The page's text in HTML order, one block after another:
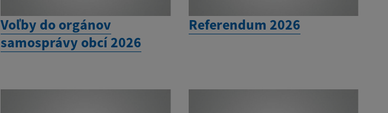
Voľby do orgánov
samosprávy obcí 2026
Referendum 2026